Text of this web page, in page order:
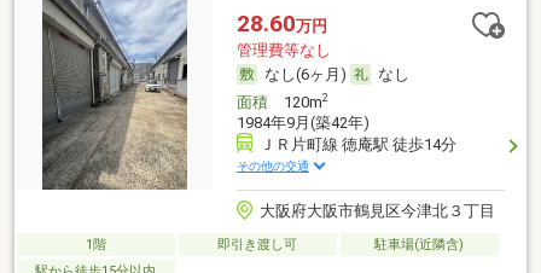
28.60万円
管理費等なし
なし(6ヶ月)
なし
面積120m2
1984年9月(築42年)
ＪＲ片町線 徳庵駅 徒歩14分
その他の交通
大阪府大阪市鶴見区今津北３丁目
1階 即引き渡し可
駐車場(近隣含)